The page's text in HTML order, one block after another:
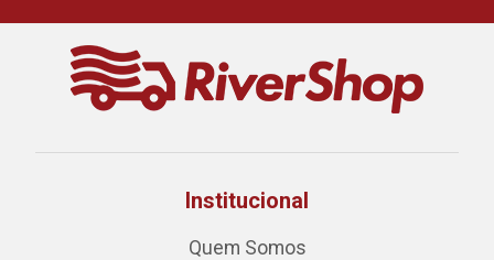
Institucional
Quem Somos